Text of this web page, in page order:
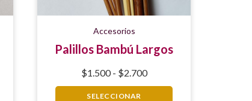
Accesorios
Palillos Bambú Largos
$1.500 - $2.700
SELECCIONAR